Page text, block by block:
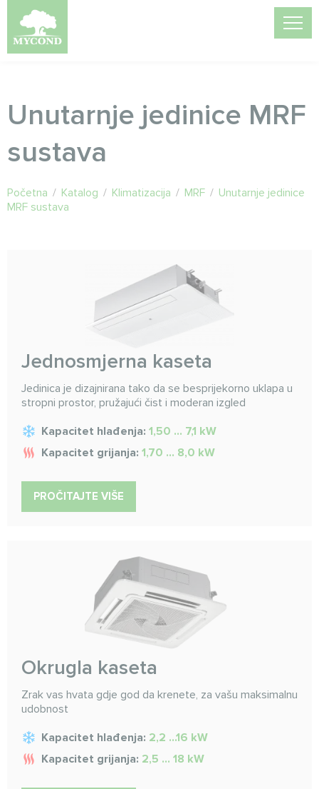
Unutarnje jedinice MRF
sustava
Početna / Katalog / Klimatizacija / MRF / Unutarnje jedinice
MRF sustava
Jednosmjerna kaseta
Jedinica je dizajnirana tako da se besprijekorno uklapa u
stropni prostor, pružajući čist i moderan izgled
Kapacitet hlađenja: 1,50 ... 7,1 kW
Kapacitet grijanja: 1,70 ... 8,0 kW
PROČITAJTE VIŠE
Okrugla kaseta
Zrak vas hvata gdje god da krenete, za vašu maksimalnu
udobnost
Kapacitet hlađenja: 2,2 ...16 kW
Kapacitet grijanja: 2,5 ... 18 kW